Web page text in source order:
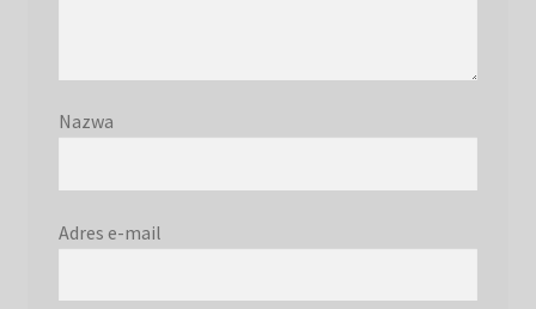
Nazwa
Adres e-mail